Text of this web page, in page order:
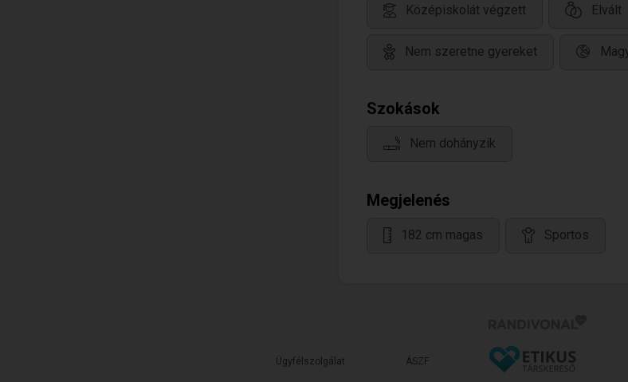
Középiskolát végzett Elvált
Nem szeretne gyereket
Szokások
Nem dohányzik
Megjelenés
182 cm magas Sportos
Ügyfélszolgálat ÁSZF